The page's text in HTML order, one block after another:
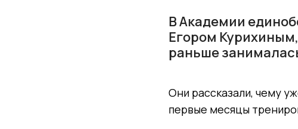
В Академии
Егором
раньше
Они рассказали, чему
первые месяцы